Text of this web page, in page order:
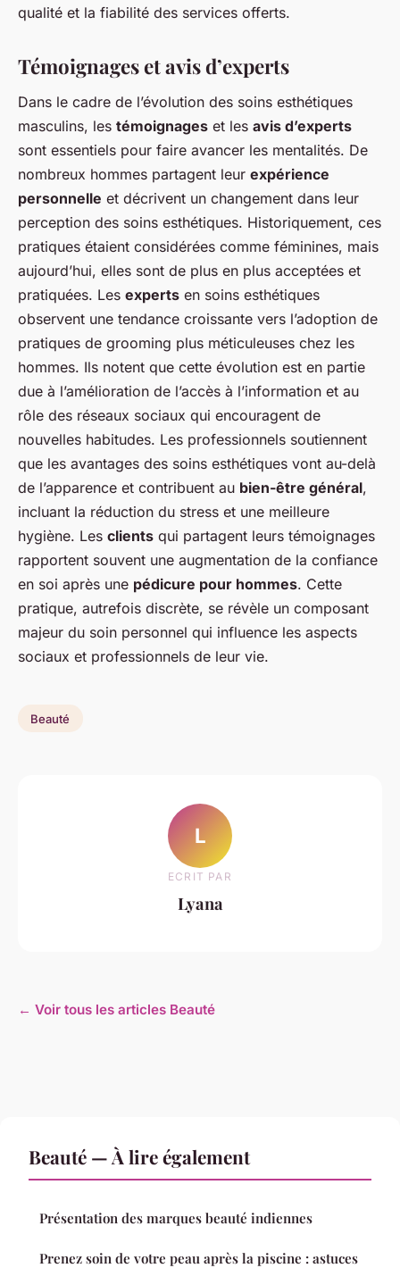
qualité et la fiabilité des services offerts.
Témoignages et avis d’experts
Dans le cadre de l’évolution des soins esthétiques
masculins, les témoignages et les avis d’experts
sont essentiels pour faire avancer les mentalités. De
nombreux hommes partagent leur expérience
personnelle et décrivent un changement dans leur
perception des soins esthétiques. Historiquement, ces
pratiques étaient considérées comme féminines, mais
aujourd’hui, elles sont de plus en plus acceptées et
pratiquées. Les experts en soins esthétiques
observent une tendance croissante vers l’adoption de
pratiques de grooming plus méticuleuses chez les
hommes. Ils notent que cette évolution est en partie
due à l’amélioration de l’accès à l’information et au
rôle des réseaux sociaux qui encouragent de
nouvelles habitudes. Les professionnels soutiennent
que les avantages des soins esthétiques vont au-delà
de l’apparence et contribuent au bien-être général,
incluant la réduction du stress et une meilleure
hygiène. Les clients qui partagent leurs témoignages
rapportent souvent une augmentation de la confiance
en soi après une pédicure pour hommes. Cette
pratique, autrefois discrète, se révèle un composant
majeur du soin personnel qui influence les aspects
sociaux et professionnels de leur vie.
Beauté
L
ECRIT PAR
Lyana
← Voir tous les articles Beauté
Beauté — À lire également
Présentation des marques beauté indiennes
Prenez soin de votre peau après la piscine : astuces